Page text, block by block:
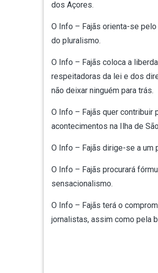
dos Açores.
O Info – Fajãs orienta-se
do pluralismo.
O Info – Fajãs coloca a
respeitadoras da lei e dos
não deixar ninguém para trás.
O Info – Fajãs quer contribuir
acontecimentos na Ilha de
O Info – Fajãs dirige-se a
O Info – Fajãs procurará
sensacionalismo.
O Info – Fajãs terá o
jornalistas, assim como pela